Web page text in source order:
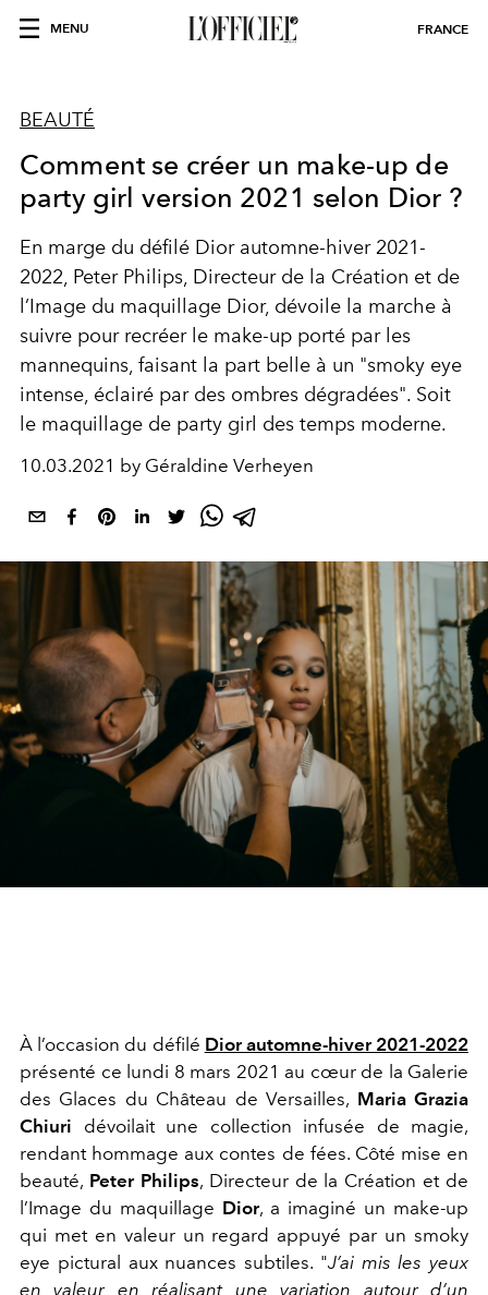
MENU FRANCE
BEAUTÉ
Comment se créer un make-up de
party girl version 2021 selon Dior ?
En marge du défilé Dior automne-hiver 2021-
2022, Peter Philips, Directeur de la Création et de
l’Image du maquillage Dior, dévoile la marche à
suivre pour recréer le make-up porté par les
mannequins, faisant la part belle à un "smoky eye
intense, éclairé par des ombres dégradées". Soit
le maquillage de party girl des temps moderne.
10.03.2021 by Géraldine Verheyen
À l’occasion du défilé Dior automne-hiver 2021-2022
présenté ce lundi 8 mars 2021 au cœur de la Galerie
des Glaces du Château de Versailles, Maria Grazia
Chiuri dévoilait une collection infusée de magie,
rendant hommage aux contes de fées. Côté mise en
beauté, Peter Philips, Directeur de la Création et de
l’Image du maquillage Dior, a imaginé un make-up
qui met en valeur un regard appuyé par un smoky
eye pictural aux nuances subtiles. "J’ai mis les yeux
en valeur en réalisant une variation autour d’un